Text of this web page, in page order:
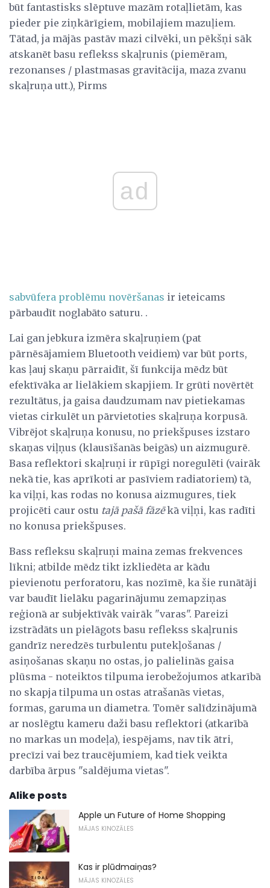
būt fantastisks slēptuve mazām rotaļlietām, kas
pieder pie ziņkārīgiem, mobilajiem mazuļiem.
Tātad, ja mājās pastāv mazi cilvēki, un pēkšņi sāk
atskanēt basu reflekss skaļrunis (piemēram,
rezonanses / plastmasas gravitācija, maza zvanu
skaļruņa utt.), Pirms
ad
sabvūfera problēmu novēršanas ir ieteicams
pārbaudīt noglabāto saturu. .
Lai gan jebkura izmēra skaļruņiem (pat
pārnēsājamiem Bluetooth veidiem) var būt ports,
kas ļauj skaņu pārraidīt, šī funkcija mēdz būt
efektīvāka ar lielākiem skapjiem. Ir grūti novērtēt
rezultātus, ja gaisa daudzumam nav pietiekamas
vietas cirkulēt un pārvietoties skaļruņa korpusā.
Vibrējot skaļruņa konusu, no priekšpuses izstaro
skaņas viļņus (klausīšanās beigās) un aizmugurē.
Basa reflektori skaļruņi ir rūpīgi noregulēti (vairāk
nekā tie, kas aprīkoti ar pasīviem radiatoriem) tā,
ka viļņi, kas rodas no konusa aizmugures, tiek
projicēti caur ostu tajā pašā fāzēkā viļņi, kas radīti
no konusa priekšpuses.
Bass refleksu skaļruņi maina zemas frekvences
līkni; atbilde mēdz tikt izkliedēta ar kādu
pievienotu perforatoru, kas nozīmē, ka šie runātāji
var baudīt lielāku pagarinājumu zemapziņas
reģionā ar subjektīvāk vairāk "varas". Pareizi
izstrādāts un pielāgots basu reflekss skaļrunis
gandrīz neredzēs turbulentu putekļošanas /
asiņošanas skaņu no ostas, jo palielinās gaisa
plūsma - noteiktos tilpuma ierobežojumos atkarībā
no skapja tilpuma un ostas atrašanās vietas,
formas, garuma un diametra. Tomēr salīdzinājumā
ar noslēgtu kameru daži basu reflektori (atkarībā
no markas un modeļa), iespējams, nav tik ātri,
precīzi vai bez traucējumiem, kad tiek veikta
darbība ārpus "saldējuma vietas".
Alike posts
Apple un Future of Home Shopping
MĀJAS KINOZĀLES
Kas ir plūdmaiņas?
MĀJAS KINOZĀLES